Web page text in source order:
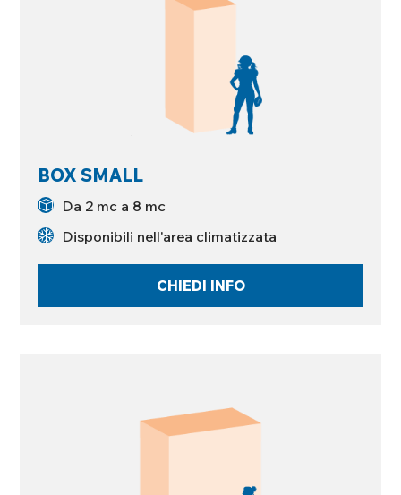
BOX SMALL
Da 2 mc a 8 mc
Disponibili nell'area climatizzata
CHIEDI INFO